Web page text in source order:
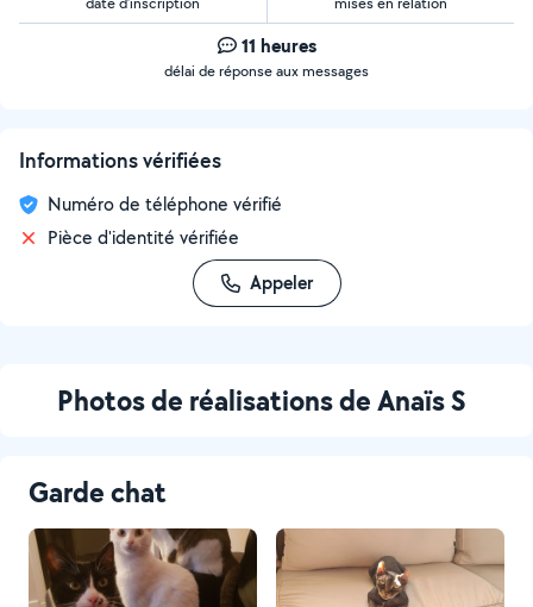
11 heures
délai de réponse aux messages
Informations vérifiées
Numéro de téléphone vérifié
Pièce d'identité vérifiée
Appeler
Photos de réalisations de Anaïs S
Garde chat